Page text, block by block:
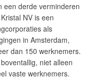
een derde verminderen
NV is een
als
in Amsterdam,
dan 150 werknemers.
niet alleen
vaste werknemers.